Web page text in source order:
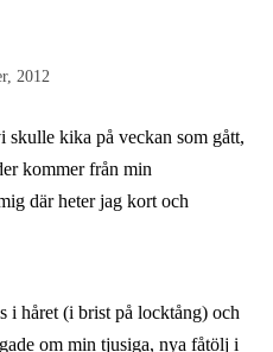
2012
kika på veckan som gått,
kommer från min
där heter jag kort och
i håret (i brist på locktång) och
om min tjusiga, nya fåtölj i